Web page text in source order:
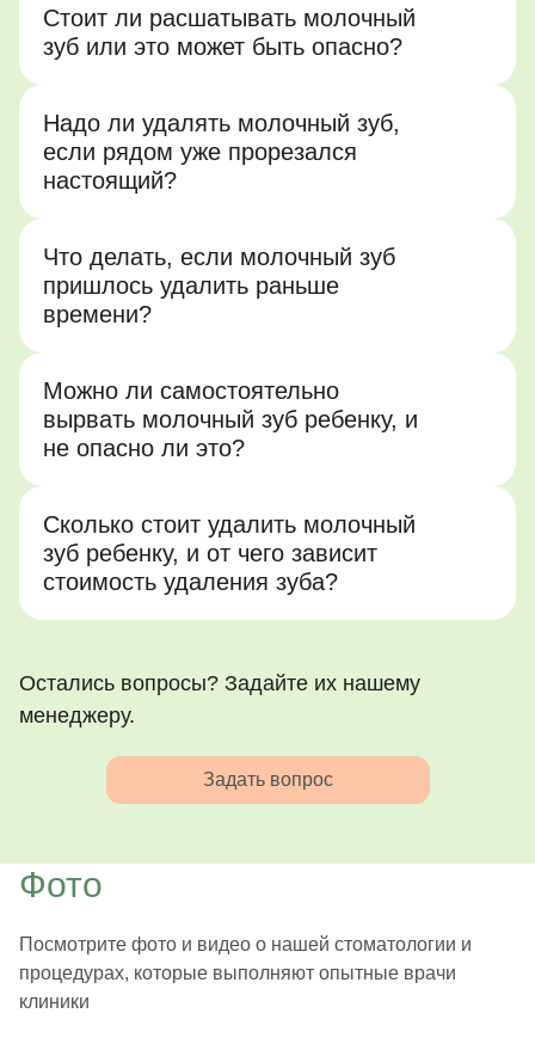
Стоит ли расшатывать молочный
зуб или это может быть опасно?
Надо ли удалять молочный зуб,
если рядом уже прорезался
настоящий?
Что делать, если молочный зуб
пришлось удалить раньше
времени?
Можно ли самостоятельно
вырвать молочный зуб ребенку, и
не опасно ли это?
Сколько стоит удалить молочный
зуб ребенку, и от чего зависит
стоимость удаления зуба?
Остались вопросы? Задайте их нашему
менеджеру.
Задать вопрос
Фото
Посмотрите фото и видео о нашей стоматологии и
процедурах, которые выполняют опытные врачи
клиники